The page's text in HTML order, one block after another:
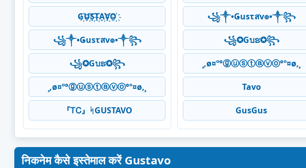
G҉U҉S҉T҉A҉V҉O҉
꧁༒•Ǥusτสv๏•༒꧂
꧁✪Gบຮ✪꧂
¸,ø¤º°ⓖⓤⓢⓣⓐⓥⓞ°º¤ø,¸
『ᎢᏟ』ᛋGUSTAVO
꧁༒•Ǥusτสv๏•༒꧂
꧁✪Gบຮ✪꧂
¸,ø¤º°ⓖⓤⓢⓣⓐⓥⓞ°º¤ø,¸
Tavo
GusGus
निकनेम कैसे इस्तेमाल करें Gustavo